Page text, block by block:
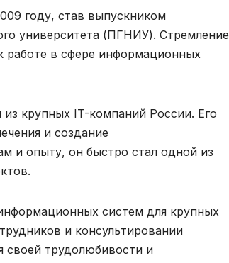
году, став выпускником
университета (ПГНИУ). Стремление
работе в сфере информационных
крупных IT-компаний России. Его
и создание
и опыту, он быстро стал одной из
систем для крупных
и консультировании
своей трудолюбивости и